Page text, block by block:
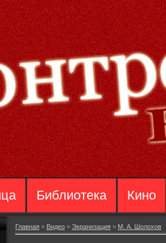
Библиотека Кино
Главная » Видео » Экранизация » М. А. Шолохов